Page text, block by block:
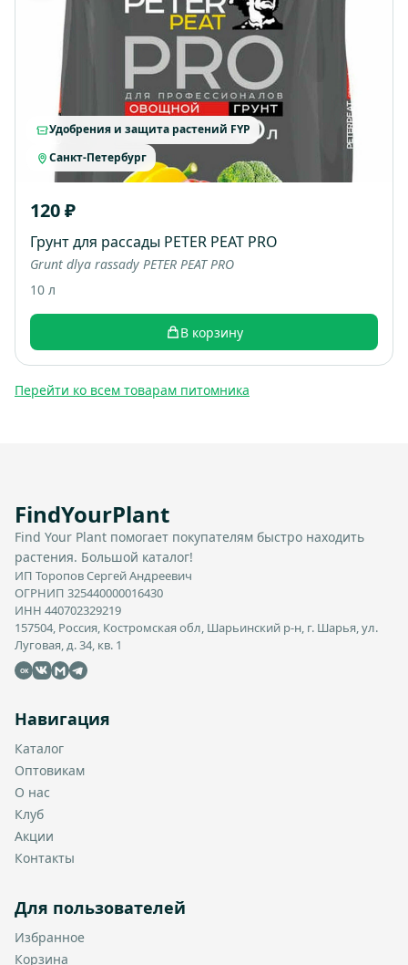
Удобрения и защита растений FYP
Санкт-Петербург
120 ₽
Грунт для рассады PETER PEAT PRO
Grunt dlya rassady PETER PEAT PRO
10 л
В корзину
Перейти ко всем товарам питомника
FindYourPlant
Find Your Plant помогает покупателям быстро находить
растения. Большой каталог!
ИП Торопов Сергей Андреевич
ОГРНИП 325440000016430
ИНН 440702329219
157504, Россия, Костромская обл, Шарьинский р-н, г. Шарья, ул.
Луговая, д. 34, кв. 1
OK
Навигация
Каталог
Оптовикам
О нас
Клуб
Акции
Контакты
Для пользователей
Избранное
Корзина